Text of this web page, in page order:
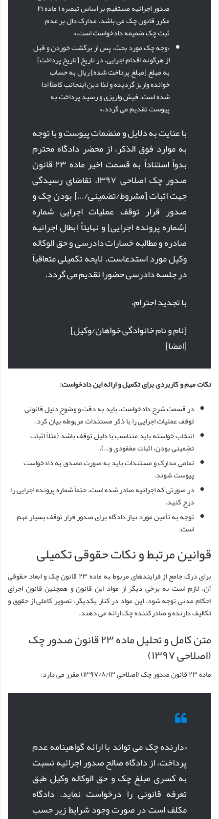
صدور اجرائیه مستقیم بر اساس تبصره ۱ ماده ۲۱
مکرر قانون چک می باشد. مدارک دال بر عدم
ثبت چک ضمیمه دادخواست است.»
«وجه چک مورد بحث، پس از برگشت خوردن و قبل
از هرگونه اقدام اجرایی، در تاریخ [تاریخ پرداخت]
به مبلغ [مبلغ پرداخت شده] ریال به حساب
خوانده واریز گردیده و لذا دین اینجانب کاملاً ادا
شده است. فیش واریزی و رسید پرداخت به
پیوست تقدیم می گردد.»
با عنایت به دلایل و منضمات پیوست و با توجه
به موارد فوق الذکر، از محضر دادگاه محترم
بدواً استناداً به قسمت اخیر ماده ۲۳ قانون
صدور چک اصلاحی ۱۳۹۷، تقاضای رسیدگی
جهت اثبات [مشروط/تضمینی/…] بودن چک و
صدور قرار توقف عملیات اجرایی شماره
[شماره پرونده اجرایی] و نهایتاً ابطال اجرائیه
صادره و مطالبه خسارات دادرسی و حق الوکاله
وکیل مورد استدعاست. لایحه تکمیلی متعاقباً
در جلسه دادرسی حضورا تقدیم می گردد.
با تجدید احترام،
[نام و نام خانوادگی خواهان/وکیل]
[امضا]
نکات مهم و کاربردی برای تکمیل و ارائه این دادخواست:
در قسمت شرح دادخواست، باید به دقت و وضوح دلیل قانونی
توقف عملیات اجرایی را با ذکر مستندات مربوطه بیان کرد.
انتخاب خواسته باید متناسب با دلیل توقف باشد (مثلاً اثبات
تضمینی بودن، اثبات مفقودی و…).
تمامی مدارک و مستندات باید به صورت مصدق به دادخواست
پیوست شوند.
در صورتی که اجرائیه صادر شده است، حتماً شماره پرونده اجرایی را
درج کنید.
توجه به تأمین مورد نیاز دادگاه برای صدور قرار توقف بسیار مهم
است.
قوانین مرتبط و نکات حقوقی تکمیلی
برای درک جامع از فرایندهای مربوط به ماده ۲۳ قانون چک و ابعاد حقوقی
آن، لازم است به برخی دیگر از مواد این قانون و همچنین قانون اجرای
احکام مدنی توجه شود. این مواد در کنار یکدیگر، تصویر کاملی از حقوق و
تکالیف دارنده و صادرکننده چک ارائه می دهند.
متن کامل و تحلیل ماده ۲۳ قانون صدور چک
(اصلاحی ۱۳۹۷)
ماده ۲۳ قانون صدور چک (اصلاحی ۱۳۹۷/۸/۱۳) مقرر می دارد:
«دارنده چک می تواند با ارائه گواهینامه عدم
پرداخت، از دادگاه صالح صدور اجرائیه نسبت
به کسری مبلغ چک و حق الوکاله وکیل طبق
تعرفه قانونی را درخواست نماید. دادگاه
مکلف است در صورت وجود شرایط زیر حسب